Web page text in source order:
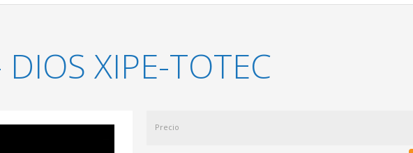
XIPE-TOTEC
Precio